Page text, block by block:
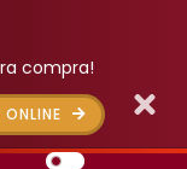
compra!